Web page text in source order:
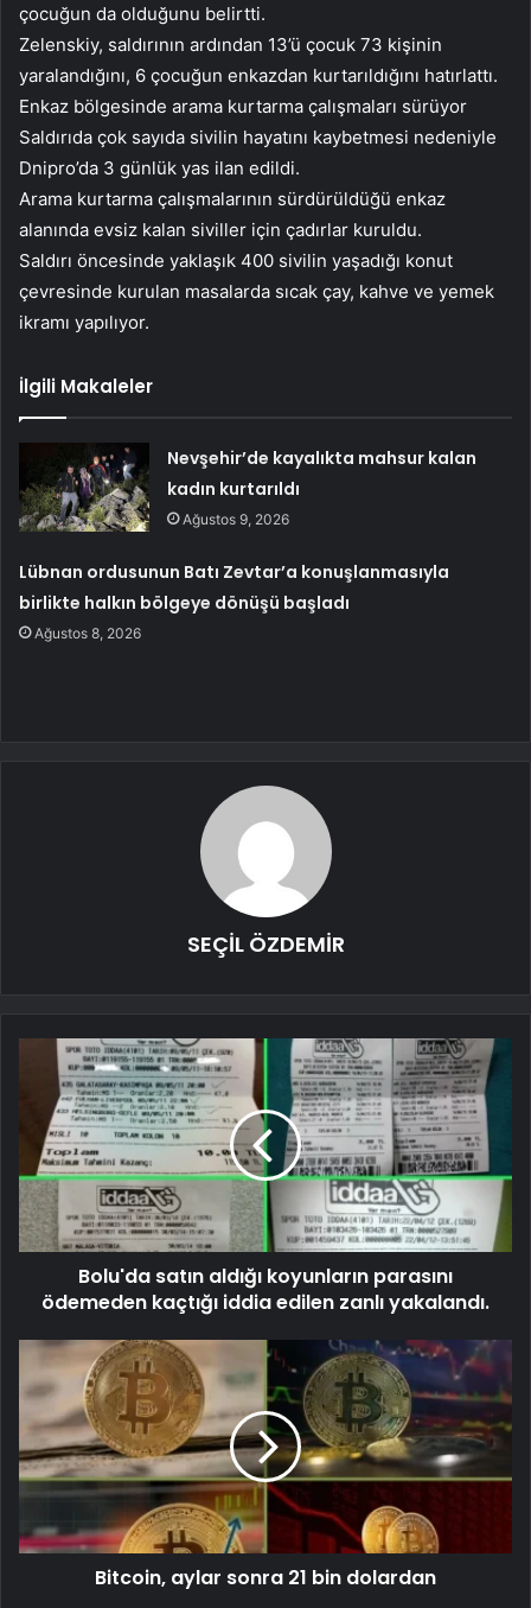
çocuğun da olduğunu belirtti.
Zelenskiy, saldırının ardından 13’ü çocuk 73 kişinin
yaralandığını, 6 çocuğun enkazdan kurtarıldığını hatırlattı.
Enkaz bölgesinde arama kurtarma çalışmaları sürüyor
Saldırıda çok sayıda sivilin hayatını kaybetmesi nedeniyle
Dnipro’da 3 günlük yas ilan edildi.
Arama kurtarma çalışmalarının sürdürüldüğü enkaz
alanında evsiz kalan siviller için çadırlar kuruldu.
Saldırı öncesinde yaklaşık 400 sivilin yaşadığı konut
çevresinde kurulan masalarda sıcak çay, kahve ve yemek
ikramı yapılıyor.
İlgili Makaleler
Nevşehir’de kayalıkta mahsur kalan
kadın kurtarıldı
Ağustos 9, 2026
Lübnan ordusunun Batı Zevtar’a konuşlanmasıyla
birlikte halkın bölgeye dönüşü başladı
Ağustos 8, 2026
SEÇİL ÖZDEMİR
Bolu'da satın aldığı koyunların parasını
ödemeden kaçtığı iddia edilen zanlı yakalandı.
Bitcoin, aylar sonra 21 bin dolardan